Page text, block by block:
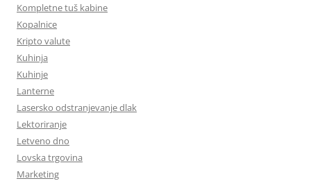
Kompletne tuš kabine
Kopalnice
Kripto valute
Kuhinja
Kuhinje
Lanterne
Lasersko odstranjevanje dlak
Lektoriranje
Letveno dno
Lovska trgovina
Marketing